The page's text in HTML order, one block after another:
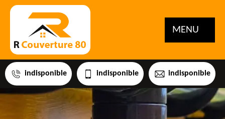
MENU
indisponible indisponible indisponible